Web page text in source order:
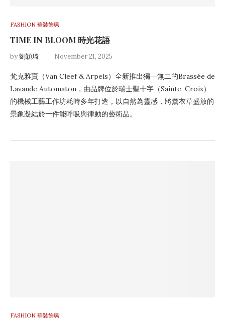
FASHION 華裝飾珮
TIME IN BLOOM 時光花語
by劉穎琦 November 21, 2025
梵克雅寶（Van Cleef & Arpels）全新推出獨一無二的Brassée de
Lavande Automaton，由品牌位於瑞士聖十字（Sainte-Croix）
的機械工藝工作坊耗時多年打造，以自然為靈感，將薰衣草盛放的
景象凝結於一件能呼吸與律動的藝術品。
FASHION 華裝飾珮